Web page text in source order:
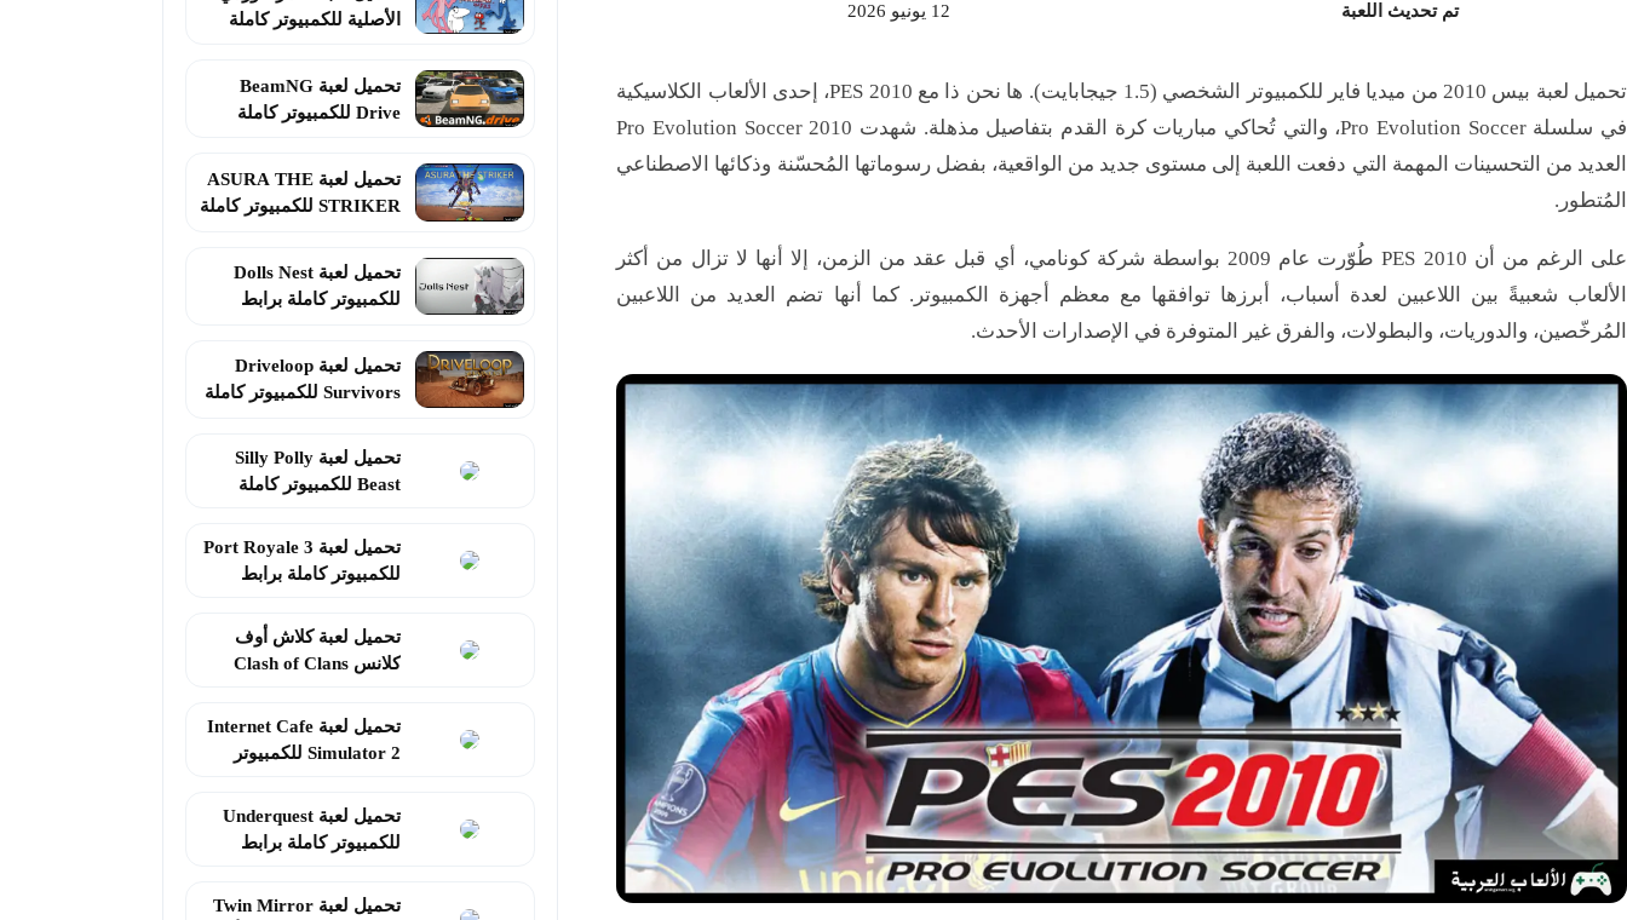
تم تحديث اللعبة 12 يونيو 2026
تحميل لعبة بيس 2010 من ميديا ​​فاير للكمبيوتر الشخصي (1.5 جيجابايت). ها نحن ذا مع PES 2010، إحدى الألعاب الكلاسيكية
في سلسلة Pro Evolution Soccer، والتي تُحاكي مباريات كرة القدم بتفاصيل مذهلة. شهدت Pro Evolution Soccer 2010
العديد من التحسينات المهمة التي دفعت اللعبة إلى مستوى جديد من الواقعية، بفضل رسوماتها المُحسّنة وذكائها الاصطناعي
المُتطور.
على الرغم من أن PES 2010 طُوّرت عام 2009 بواسطة شركة كونامي، أي قبل عقد من الزمن، إلا أنها لا تزال من أكثر
الألعاب شعبيةً بين اللاعبين لعدة أسباب، أبرزها توافقها مع معظم أجهزة الكمبيوتر. كما أنها تضم ​​العديد من اللاعبين
المُرخّصين، والدوريات، والبطولات، والفرق غير المتوفرة في الإصدارات الأحدث.
الأصلية للكمبيوتر كاملة
تحميل لعبة BeamNG
Drive للكمبيوتر كاملة
تحميل لعبة ASURA THE
STRIKER للكمبيوتر كاملة
تحميل لعبة Dolls Nest
للكمبيوتر كاملة برابط
تحميل لعبة Driveloop
Survivors للكمبيوتر كاملة
تحميل لعبة Silly Polly
Beast للكمبيوتر كاملة
تحميل لعبة Port Royale 3
للكمبيوتر كاملة برابط
تحميل لعبة كلاش أوف
كلانس Clash of Clans
تحميل لعبة Internet Cafe
Simulator 2 للكمبيوتر
تحميل لعبة Underquest
للكمبيوتر كاملة برابط
تحميل لعبة Twin Mirror